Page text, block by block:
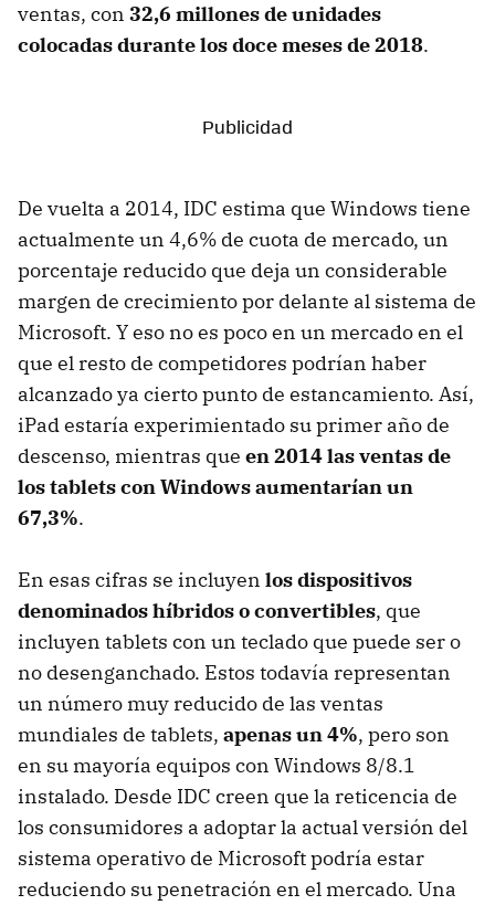
ventas, con 32,6 millones de unidades
colocadas durante los doce meses de 2018.
De vuelta a 2014, IDC estima que Windows tiene
actualmente un 4,6% de cuota de mercado, un
porcentaje reducido que deja un considerable
margen de crecimiento por delante al sistema de
Microsoft. Y eso no es poco en un mercado en el
que el resto de competidores podrían haber
alcanzado ya cierto punto de estancamiento. Así,
iPad estaría experimientado su primer año de
descenso, mientras que en 2014 las ventas de
los tablets con Windows aumentarían un
67,3%.
En esas cifras se incluyen los dispositivos
denominados híbridos o convertibles, que
incluyen tablets con un teclado que puede ser o
no desenganchado. Estos todavía representan
un número muy reducido de las ventas
mundiales de tablets, apenas un 4%, pero son
en su mayoría equipos con Windows 8/8.1
instalado. Desde IDC creen que la reticencia de
los consumidores a adoptar la actual versión del
sistema operativo de Microsoft podría estar
reduciendo su penetración en el mercado. Una